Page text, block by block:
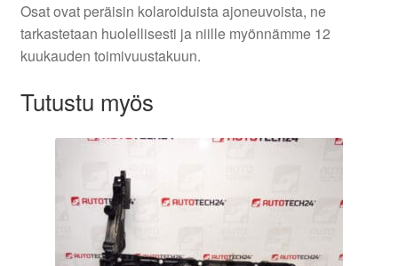
Osat ovat peräisin kolaroiduista ajoneuvoista, ne
tarkastetaan huolellisesti ja niille myönnämme 12
kuukauden toimivuustakuun.
Tutustu myös